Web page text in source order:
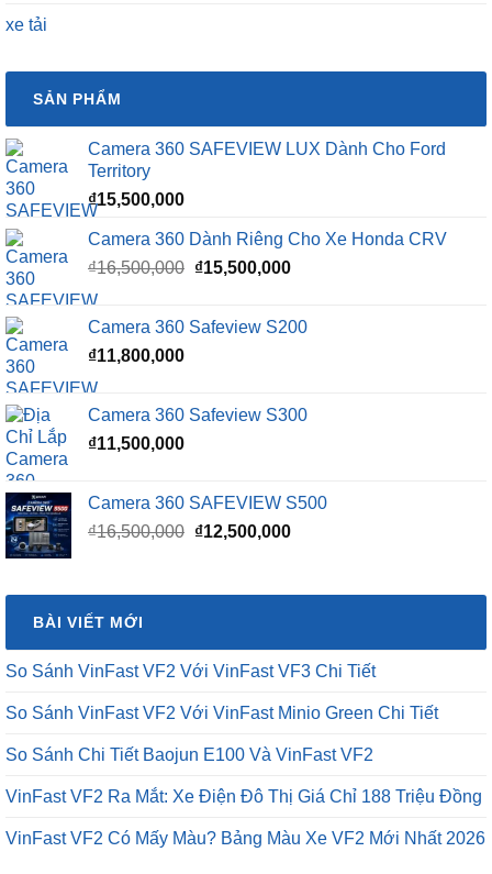
xe tải
SẢN PHẨM
Camera 360 SAFEVIEW LUX Dành Cho Ford
Territory
₫15,500,000
Camera 360 Dành Riêng Cho Xe Honda CRV
₫16,500,000 Giá
₫16,500,000.
₫15,500,000Giá
là:
Camera 360 Safeview S200
₫11,800,000
Camera 360 Safeview S300
₫11,500,000
Camera 360 SAFEVIEW S500
₫16,500,000 Giá
₫16,500,000.
₫12,500,000Giá
là:
BÀI VIẾT MỚI
So Sánh VinFast VF2 Với VinFast VF3 Chi Tiết
So Sánh VinFast VF2 Với VinFast Minio Green Chi Tiết
So Sánh Chi Tiết Baojun E100 Và VinFast VF2
VinFast VF2 Ra Mắt: Xe Điện Đô Thị Giá Chỉ 188 Triệu Đồng
VinFast VF2 Có Mấy Màu? Bảng Màu Xe VF2 Mới Nhất 2026